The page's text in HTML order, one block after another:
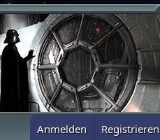
Anmelden Registrieren